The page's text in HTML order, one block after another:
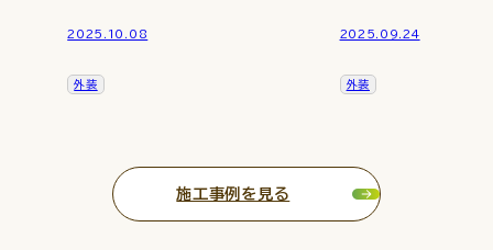
2025.10.08
外装
2025.09.24
外装
施工事例を見る